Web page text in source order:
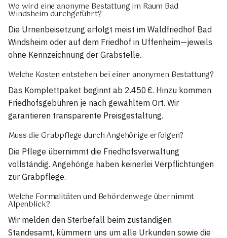
Wo wird eine anonyme Bestattung im Raum Bad
Windsheim durchgeführt?
Die Urnenbeisetzung erfolgt meist im Waldfriedhof Bad
Windsheim oder auf dem Friedhof in Uffenheim—jeweils
ohne Kennzeichnung der Grabstelle.
Welche Kosten entstehen bei einer anonymen Bestattung?
Das Komplettpaket beginnt ab 2.450 €. Hinzu kommen
Friedhofsgebühren je nach gewähltem Ort. Wir
garantieren transparente Preisgestaltung.
Muss die Grabpflege durch Angehörige erfolgen?
Die Pflege übernimmt die Friedhofsverwaltung
vollständig. Angehörige haben keinerlei Verpflichtungen
zur Grabpflege.
Welche Formalitäten und Behördenwege übernimmt
Alpenblick?
Wir melden den Sterbefall beim zuständigen
Standesamt, kümmern uns um alle Urkunden sowie die